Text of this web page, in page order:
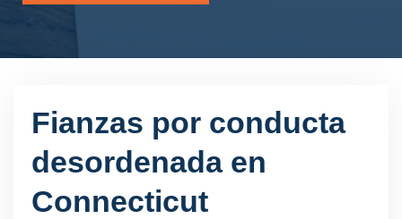
Fianzas por conducta
desordenada en
Connecticut